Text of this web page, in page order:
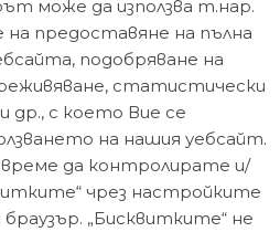
може да използва т.нар.
на предоставяне на пълна
подобряване на
статистически
др., с което Вие се
на нашия уебсайт.
да контролирате и/
чрез настройките
„Бисквитките“ не